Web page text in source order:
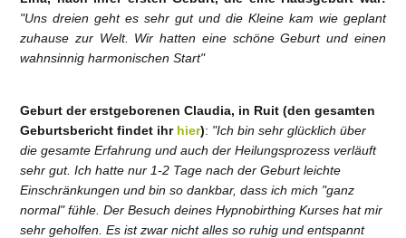
"Uns dreien geht es sehr gut und die Kleine kam wie geplant
zuhause zur Welt. Wir hatten eine schöne Geburt und einen
wahnsinnig harmonischen Start"
Geburt der erstgeborenen Claudia, in Ruit (den gesamten
Geburtsbericht findet ihr hier): "Ich bin sehr glücklich über
die gesamte Erfahrung und auch der Heilungsprozess verläuft
sehr gut. Ich hatte nur 1-2 Tage nach der Geburt leichte
Einschränkungen und bin so dankbar, dass ich mich "ganz
normal" fühle. Der Besuch deines Hypnobirthing Kurses hat mir
sehr geholfen. Es ist zwar nicht alles so ruhig und entspannt